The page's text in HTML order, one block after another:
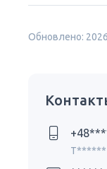
Обновлено: